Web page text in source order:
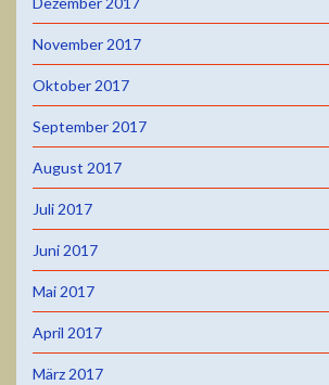
November 2017
Oktober 2017
September 2017
August 2017
Juli 2017
Juni 2017
Mai 2017
April 2017
März 2017